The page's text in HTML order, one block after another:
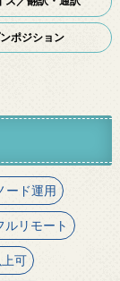
ポジション
ード運用
ルリモート
可